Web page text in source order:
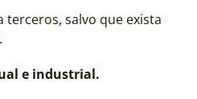
terceros, salvo que exista
e industrial.